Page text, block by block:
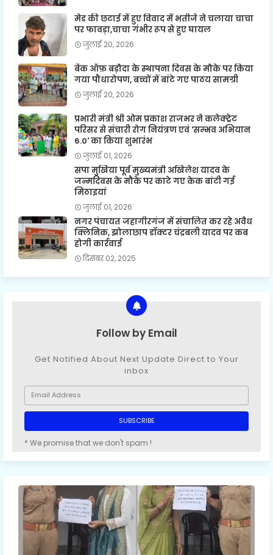
मेड की छटाई में हुए विवाद में भतीजे ने चलाया चाचा
पर फावड़ा,चाचा गंभीर रूप से हुए घायल
जुलाई 20, 2026
बैंक ऑफ़ बड़ौदा के स्थापना दिवस के मौके पर किया
गया पौधारोपण, बच्चों में बांटे गए पाठय सामग्री
जुलाई 20, 2026
प्रभारी मंत्री श्री ओम प्रकाश राजभर ने कलेक्ट्रेट
परिसर से संचारी रोग नियंत्रण एवं 'सम्भव अभियान
6.0' का किया शुभारंभ
जुलाई 01, 2026
सपा मुखिया पूर्व मुख्यमंत्री अखिलेश यादव के
जन्मदिवस के मौके पर काटे गए केक बांटी गई
मिठाइयां
जुलाई 01, 2026
नगर पंचायत जहागीरगंज में संचालित कर रहे अवैध
क्लिनिक, झोलाछाप डॉक्टर चंद्रबली यादव पर कब
होगी कार्रवाई
दिसंबर 02, 2025
Follow by Email
Get Notified About Next Update Direct to Your
inbox
* We promise that we don't spam !